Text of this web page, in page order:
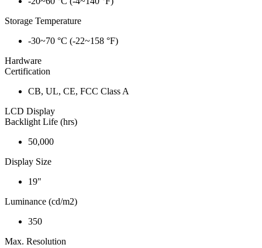
Storage Temperature
-30~70 °C (-22~158 °F)
Hardware
Certification
CB, UL, CE, FCC Class A
LCD Display
Backlight Life (hrs)
50,000
Display Size
19"
Luminance (cd/m2)
350
Max. Resolution